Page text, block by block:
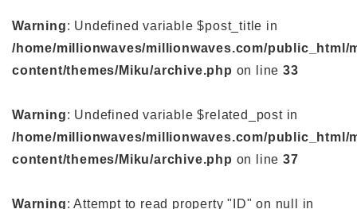
Warning: Undefined variable $post_title in
/home/millionwaves/millionwaves.com/public_html/
content/themes/Miku/archive.php on line33
Warning: Undefined variable $related_post in
/home/millionwaves/millionwaves.com/public_html/
content/themes/Miku/archive.php on line37
Warning: Attempt to read property "ID" on null in